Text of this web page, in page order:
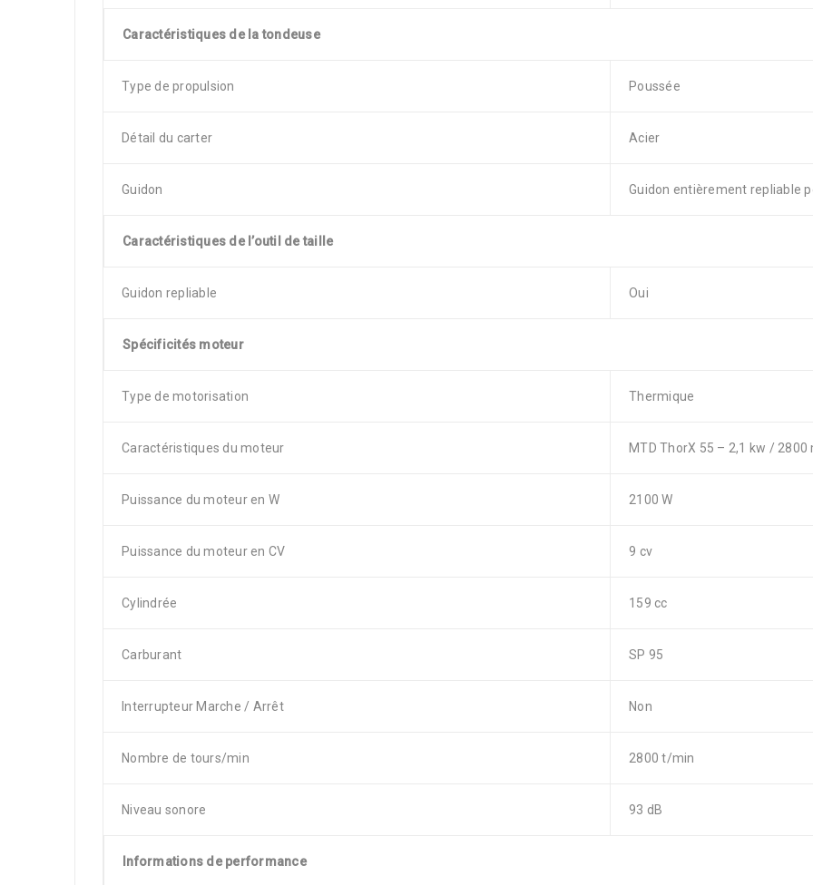
Caractéristiques de la tondeuse
Type de propulsion Poussée
Détail du carter Acier
Guidon Guidon entièrement repliable
Caractéristiques de l’outil de taille
Guidon repliable Oui
Spécificités moteur
Type de motorisation Thermique
Caractéristiques du moteur MTD ThorX 55 – 2,1 kw / 2800
Puissance du moteur en W 2100 W
Puissance du moteur en CV 9 cv
Cylindrée 159 cc
Carburant SP 95
Interrupteur Marche / Arrêt Non
Nombre de tours/min 2800 t/min
Niveau sonore 93 dB
Informations de performance